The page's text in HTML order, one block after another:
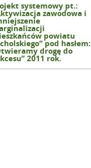
systemowy pt.:
zawodowa i
powiatu
pod hasłem:
drogę do
2011 rok.